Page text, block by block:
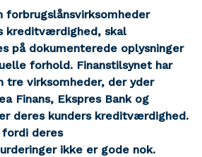
forbrugslånsvirksomheder
kreditværdighed, skal
på dokumenterede oplysninger
forhold. Finanstilsynet har
tre virksomheder, der yder
Finans, Ekspres Bank og
deres kunders kreditværdighed.
deres
ikke er gode nok.